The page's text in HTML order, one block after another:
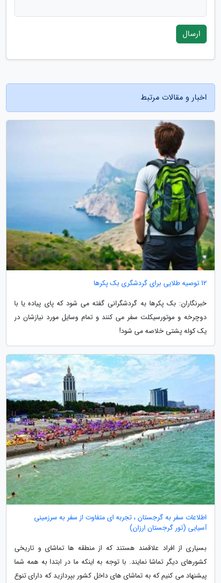
ارسال
اخبار و مقالات مرتبط
12 توصیه طلایی برای گردشگری بک پکرها
خبرنگاران: بک پکرها به گردشگرانی گفته می شود که پای پیاده یا با
دوچرخه و موتورسیکلت سفر می کنند و تمام وسایل مورد نیازشان در
یک کوله پشتی خلاصه می شود!
اطلاعات سفر به گرجستان ، تجربه ای متفاوت از سفر به سرزمینی
آسیایی (تور گرجستان ارزان)
بسیاری از افراد علاقمند هستند که از منطقه ها تماشای و تاریخی
کشورهای دیگر تماشا نمایند. با توجه به اینکه ما در ابتدا به همه شما
پیشنهاد می کنیم که به تماشای های داخل کشور بپردازید که دارای تنوع